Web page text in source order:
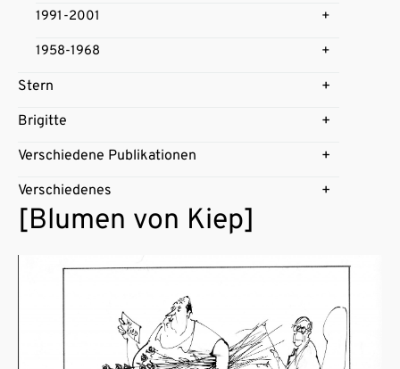
1991-2001
1958-1968
Stern
Brigitte
Verschiedene Publikationen
Verschiedenes
[Blumen von Kiep]